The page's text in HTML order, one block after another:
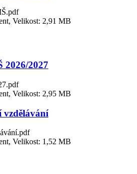
Velikost: 2,91 MB
2026/2027
Velikost: 2,95 MB
vzdělávání
Velikost: 1,52 MB